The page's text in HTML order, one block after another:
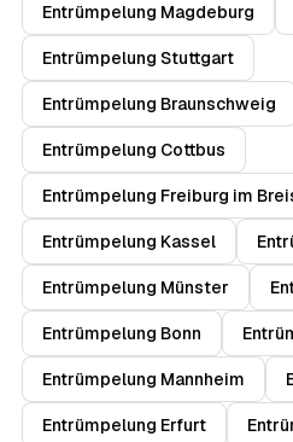
Entrümpelung Magdeburg
Entrümpelung Stuttgart
Entrümpelung Braunschweig
Entrümpelung Cottbus
Entrümpelung Freiburg im
Entrümpelung Kassel
Entrümpelung Münster
Entrümpelung Bonn
Entrümpelung Mannheim
Entrümpelung Erfurt